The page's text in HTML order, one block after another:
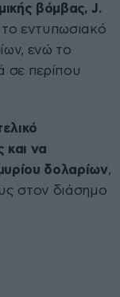
βόμβας, J.
εντυπωσιακό
ενώ το
σε περίπου
και να
δολαρίων,
στον διάσημο